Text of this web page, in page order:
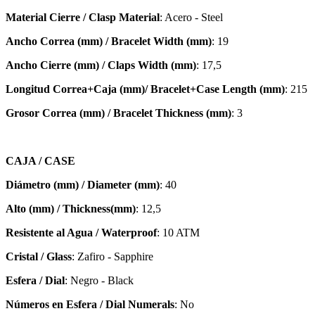
Material Cierre / Clasp Material: Acero - Steel
Ancho Correa (mm) / Bracelet Width (mm): 19
Ancho Cierre (mm) / Claps Width (mm): 17,5
Longitud Correa+Caja (mm)/ Bracelet+Case Length (mm): 215
Grosor Correa (mm) / Bracelet Thickness (mm): 3
CAJA / CASE
Diámetro (mm) / Diameter (mm): 40
Alto (mm) / Thickness(mm): 12,5
Resistente al Agua / Waterproof: 10 ATM
Cristal / Glass: Zafiro - Sapphire
Esfera / Dial: Negro - Black
Números en Esfera / Dial Numerals: No